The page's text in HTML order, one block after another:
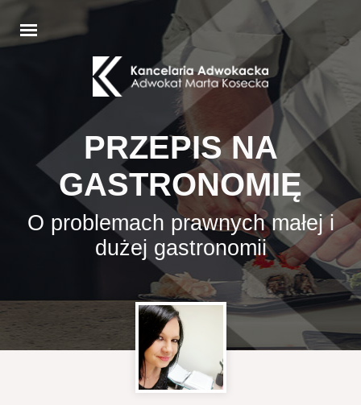
PRZEPIS NA
GASTRONOMIĘ
O problemach prawnych małej i
dużej gastronomii